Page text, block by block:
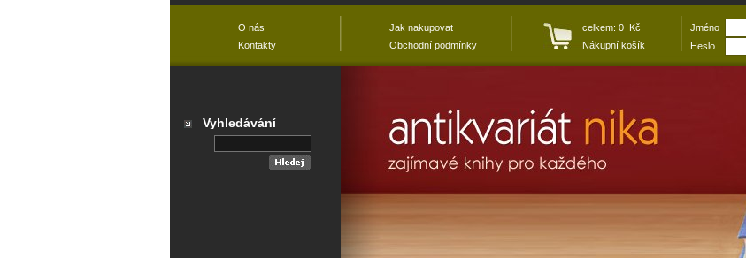
O nás
Kontakty
Jak nakupovat
Obchodní podmínky
celkem: 0 Kč
Nákupní košík
Jméno
Heslo
Vyhledávání